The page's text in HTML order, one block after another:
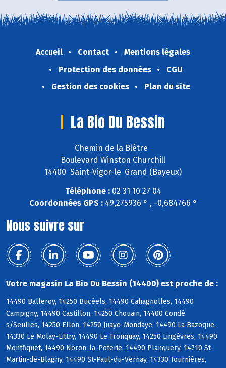
Accueil Contact
Mentions légales
Protection des données
CGU
Gestion des cookies
Plan du site
La Bio Du Bessin
Chemin de la Blêtre
Boulevard Winston Churchill
14400 Saint-Vigor-le-Grand (Bayeux)
Téléphone :02 31 10 27 04
Coordonnées GPS :49,275936 ° , -0,684766 °
Nous suivre sur
Votre magasin La Bio Du Bessin (14400) est proche de :
14490 Balleroy, 14250 Bucéels, 14490 Cahagnolles, 14490
Campigny, 14490 Castillon, 14250 Chouain, 14400 Condé
s/Seulles, 14250 Ellon, 14250 Juaye-Mondaye, 14490 La Bazoque,
14330 Le Molay-Littry, 14490 Le Tronquay, 14250 Lingèvres, 14490
Montfiquet, 14490 Noron-la-Poterie, 14490 Planquery, 14710 St-
Martin-de-Blagny, 14490 St-Paul-du-Vernay, 14330 Tournières,